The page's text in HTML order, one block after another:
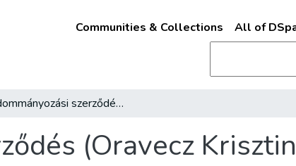
Communities & Collections All of
Adommányozási szerződés (Oravecz Krisztina)
(Oravecz